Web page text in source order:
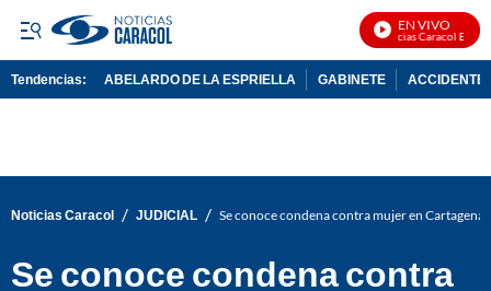
EN VIVO
Noticias Caracol En Vivo
Tendencias: ABELARDO DE LA ESPRIELLA GABINETE ACCIDENTE
Noticias Caracol / JUDICIAL / Se conoce condena contra mujer en Cartagena
Se conoce condena contra